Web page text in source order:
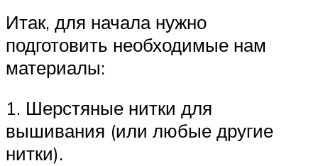
Итак, для начала нужно
подготовить необходимые нам
материалы:
1. Шерстяные нитки для
вышивания (или любые другие
нитки).